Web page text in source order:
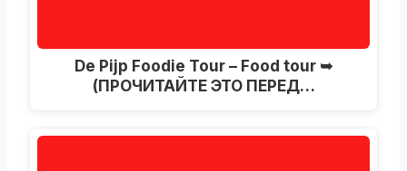
De Pijp Foodie Tour – Food tour ➥
(ПРОЧИТАЙТЕ ЭТО ПЕРЕД…